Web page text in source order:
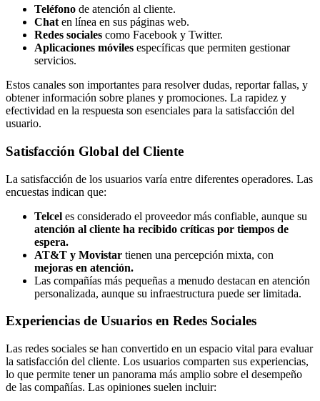
Teléfono de atención al cliente.
Chat en línea en sus páginas web.
Redes sociales como Facebook y Twitter.
Aplicaciones móviles específicas que permiten gestionar
servicios.
Estos canales son importantes para resolver dudas, reportar fallas, y
obtener información sobre planes y promociones. La rapidez y
efectividad en la respuesta son esenciales para la satisfacción del
usuario.
Satisfacción Global del Cliente
La satisfacción de los usuarios varía entre diferentes operadores. Las
encuestas indican que:
Telcel es considerado el proveedor más confiable, aunque su
atención al cliente ha recibido críticas por tiempos de
espera.
AT&T y Movistar tienen una percepción mixta, con
mejoras en atención.
Las compañías más pequeñas a menudo destacan en atención
personalizada, aunque su infraestructura puede ser limitada.
Experiencias de Usuarios en Redes Sociales
Las redes sociales se han convertido en un espacio vital para evaluar
la satisfacción del cliente. Los usuarios comparten sus experiencias,
lo que permite tener un panorama más amplio sobre el desempeño
de las compañías. Las opiniones suelen incluir: